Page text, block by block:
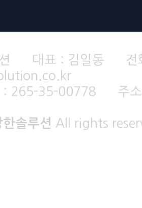
션 대표 : 김일동
: 265-35-00778 주소
한솔루션 All rights